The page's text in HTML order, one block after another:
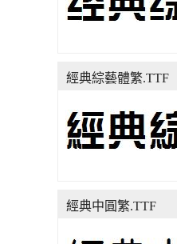
經典綜藝體繁.TTF
經典中圓繁.TTF